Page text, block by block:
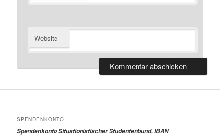
Website
SPENDENKONTO
Spendenkonto Situationistischer Studentenbund, IBAN